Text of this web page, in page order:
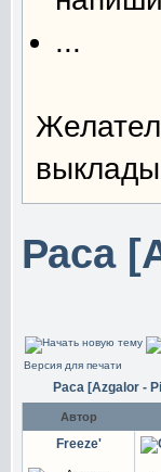
...
Раса
Версия для печати
Раса [Azgalor -
Автор
Freeze'